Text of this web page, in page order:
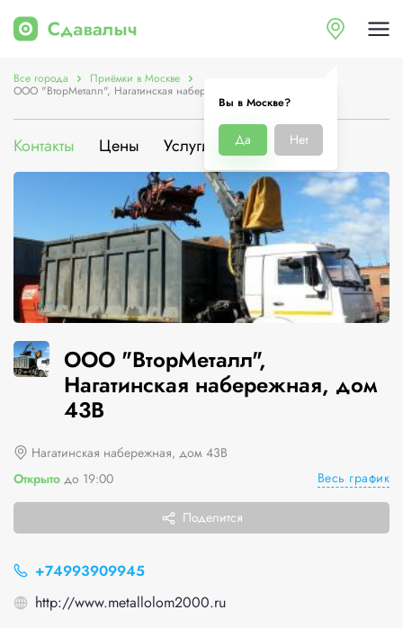
Вы в Москве?
Да Нет
Все города Приёмки в Москве
ООО "ВторМеталл", Нагатинская набережная, дом 43В
Контакты Цены Услуги О компании
ООО "ВторМеталл",
Нагатинская набережная, дом
43В
Нагатинская набережная, дом 43В
Открыто до 19:00 Весь график
Поделится
+74993909945
http://www.metallolom2000.ru